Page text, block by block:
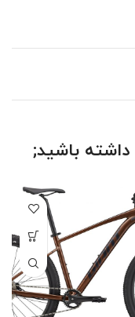
باشید;